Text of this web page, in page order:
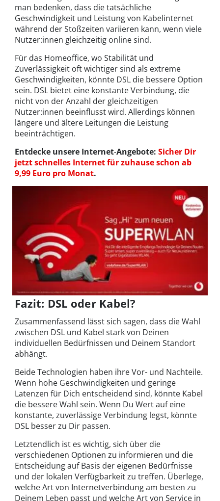
man bedenken, dass die tatsächliche
Geschwindigkeit und Leistung von Kabelinternet
während der Stoßzeiten variieren kann, wenn viele
Nutzer:innen gleichzeitig online sind.
Für das Homeoffice, wo Stabilität und
Zuverlässigkeit oft wichtiger sind als extreme
Geschwindigkeiten, könnte DSL die bessere Option
sein. DSL bietet eine konstante Verbindung, die
nicht von der Anzahl der gleichzeitigen
Nutzer:innen beeinflusst wird. Allerdings können
längere und ältere Leitungen die Leistung
beeinträchtigen.
Entdecke unsere Internet‑Angebote: Sicher Dir
jetzt schnelles Internet für zuhause schon ab
9,99 Euro pro Monat.
Fazit: DSL oder Kabel?
Zusammenfassend lässt sich sagen, dass die Wahl
zwischen DSL und Kabel stark von Deinen
individuellen Bedürfnissen und Deinem Standort
abhängt.
Beide Technologien haben ihre Vor- und Nachteile.
Wenn hohe Geschwindigkeiten und geringe
Latenzen für Dich entscheidend sind, könnte Kabel
die bessere Wahl sein. Wenn Du Wert auf eine
konstante, zuverlässige Verbindung legst, könnte
DSL besser zu Dir passen.
Letztendlich ist es wichtig, sich über die
verschiedenen Optionen zu informieren und die
Entscheidung auf Basis der eigenen Bedürfnisse
und der lokalen Verfügbarkeit zu treffen. Überlege,
welche Art von Internetverbindung am besten zu
Deinem Leben passt und welche Art von Service in